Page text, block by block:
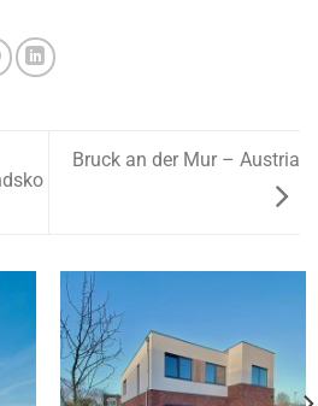
Bruck an der Mur – Austria